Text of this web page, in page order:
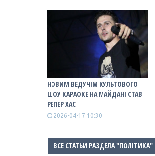
НОВИМ ВЕДУЧІМ КУЛЬТОВОГО
ШОУ КАРАОКЕ НА МАЙДАНІ СТАВ
РЕПЕР ХАС
2026-04-17 10:30
ВСЕ СТАТЬИ РАЗДЕЛА "ПОЛІТИКА"